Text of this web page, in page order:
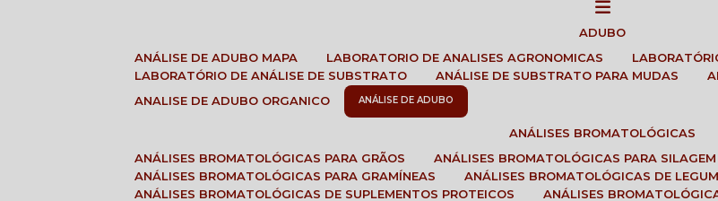
ADUBO
ANÁLISE DE ADUBO MAPA
LABORATORIO DE ANALISES AGRONOMICAS
LABORATÓRIO DE ANÁLISE DE SUBSTRATO
ANÁLISE DE SUBSTRATO PARA MUDAS
ANALISE DE ADUBO ORGANICO
ANÁLISE DE ADUBO
ANÁLISES BROMATOLÓGICAS
ANÁLISES BROMATOLÓGICAS PARA GRÃOS
ANÁLISES BROMATOLÓGICAS PARA
ANÁLISES BROMATOLÓGICAS PARA GRAMÍNEAS
ANÁLISES BROMATOLÓGICAS DE
ANÁLISES BROMATOLÓGICAS DE SUPLEMENTOS PROTEICOS
ANÁLISES